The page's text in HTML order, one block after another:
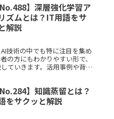
No.488】深層強化学習ア
ズムとは？IT用語をサ
解説
技術の中でも特に注目を集め
の方にもわかりやすい形で、
ていきます。活用事例や背
No.284】知識蒸留とは？
をサクッと解説